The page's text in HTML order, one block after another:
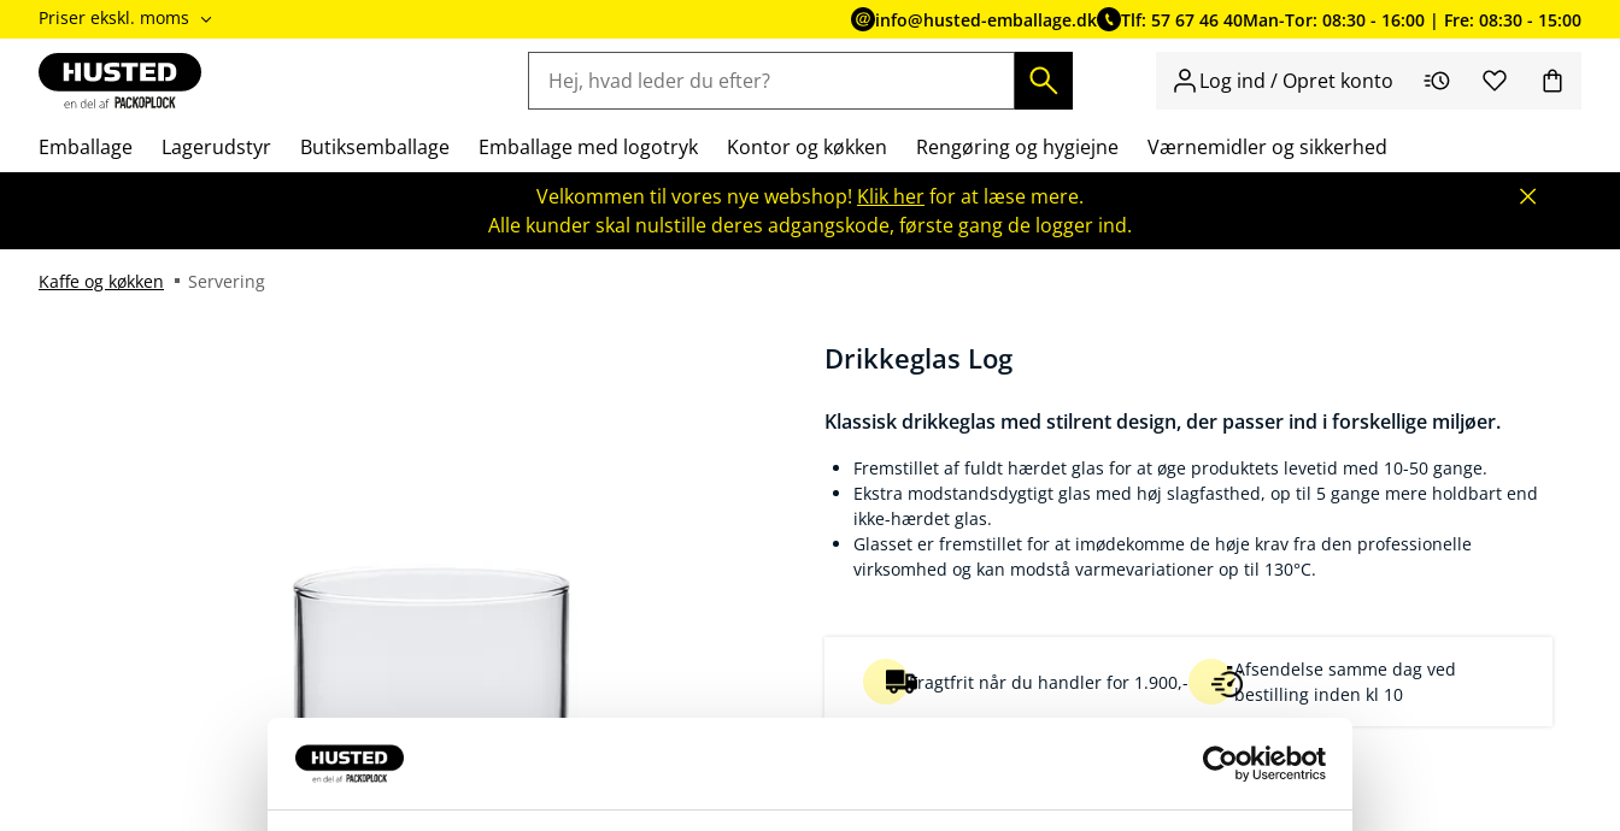
ændre
Priser
inkl.
moms
Priser
ekskl.
Priser ekskl. moms info@husted-emballage.dk Tlf: 57 67 46 40Man-Tor: 08:30 - 16:00 | Fre: 08:30 - 15:00
Log ind / Opret konto
Emballage Lagerudstyr Butiksemballage Emballage med logotryk Kontor og køkken Rengøring og hygiejne
Værnemidler og sikkerhed
Velkommen til vores nye webshop! Klik herfor at læse mere.
Alle kunder skal nulstille deres adgangskode, første gang de logger ind.
Kaffe og køkken Servering
Drikkeglas Log
Klassisk drikkeglas med stilrent design, der passer ind i forskellige miljøer.
Fremstillet af fuldt hærdet glas for at øge produktets levetid med 10-50 gange.
Ekstra modstandsdygtigt glas med høj slagfasthed, op til 5 gange mere holdbart end
ikke-hærdet glas.
Glasset er fremstillet for at imødekomme de høje krav fra den professionelle
virksomhed og kan modstå varmevariationer op til 130°C.
Fragtfrit når du handler for 1.900,-
Afsendelse samme dag ved
bestilling inden kl 10